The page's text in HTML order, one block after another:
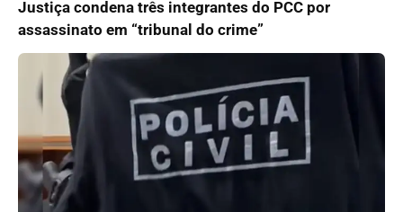
Justiça condena três integrantes do PCC por
assassinato em “tribunal do crime”